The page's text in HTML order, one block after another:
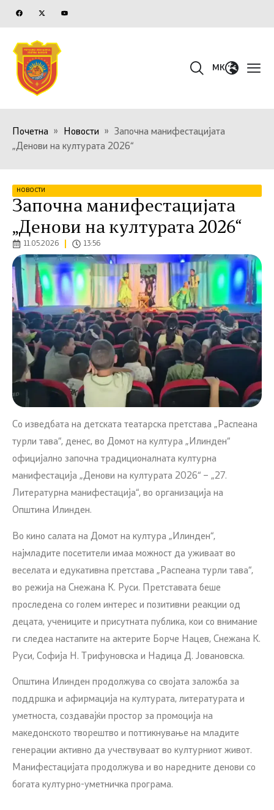
MK
Почетна » Новости »
Започна манифестацијата
„Денови на културата 2026“
НОВОСТИ
Започна манифестацијата
„Денови на културата 2026“
11.05.2026 13:56
Со изведбата на детската театарска претстава „Распеана
турли тава“, денес, во Домот на култура „Илинден“
официјално започна традиционалната културна
манифестација „Денови на културата 2026“ – „27.
Литературна манифестација“, во организација на
Општина Илинден.
Во кино салата на Домот на култура „Илинден“,
најмладите посетители имаа можност да уживаат во
веселата и едукативна претстава „Распеана турли тава“,
во режија на Снежана К. Руси. Претставата беше
проследена со голем интерес и позитивни реакции од
децата, учениците и присутната публика, кои со внимание
ги следеа настапите на актерите Борче Нацев, Снежана К.
Руси, Софија Н. Трифуновска и Надица Д. Јовановска.
Општина Илинден продолжува со својата заложба за
поддршка и афирмација на културата, литературата и
уметноста, создавајќи простор за промоција на
македонското творештво и поттикнување на младите
генерации активно да учествуваат во културниот живот.
Манифестацијата продолжува и во наредните денови со
богата културно-уметничка програма.